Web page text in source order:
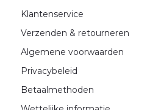
Klantenservice
Verzenden & retourneren
Algemene voorwaarden
Privacybeleid
Betaalmethoden